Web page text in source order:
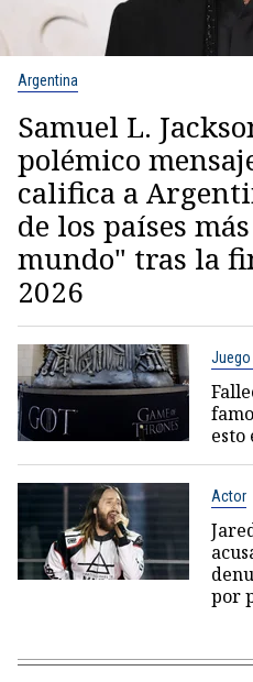
Argentina
Samuel L.
polémico
califica a
de los países
mundo" tras la
2026
Juego
esto
Actor
por